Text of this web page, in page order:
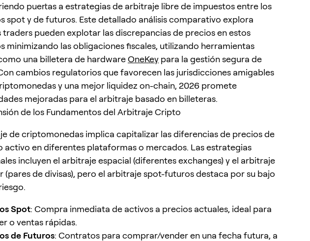
puertas a estrategias de arbitraje libre de impuestos entre los
spot y de futuros. Este detallado análisis comparativo explora
traders pueden explotar las discrepancias de precios en estos
minimizando las obligaciones fiscales, utilizando herramientas
una billetera de hardwareOneKey para la gestión segura de
cambios regulatorios que favorecen las jurisdicciones amigables
y una mejor liquidez on-chain, 2026 promete
mejoradas para el arbitraje basado en billeteras.
de los Fundamentos del Arbitraje Cripto
de criptomonedas implica capitalizar las diferencias de precios de
activo en diferentes plataformas o mercados. Las estrategias
incluyen el arbitraje espacial (diferentes exchanges) y el arbitraje
(pares de divisas), pero el arbitraje spot-futuros destaca por su bajo
Spot: Compra inmediata de activos a precios actuales, ideal para
o ventas rápidas.
de Futuros: Contratos para comprar/vender en una fecha futura, a